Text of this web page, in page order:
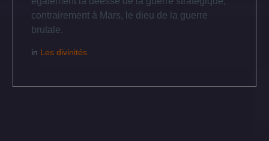
contrairement à Mars, le dieu de la guerre
brutale.
in Les divinités